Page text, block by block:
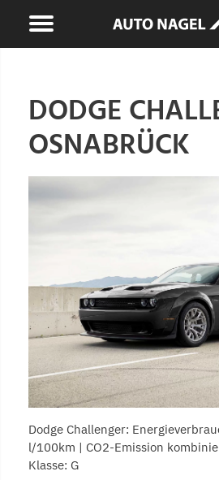
DODGE
OSNABRÜCK
Dodge Challenger:
l/100km | CO2-Emission
Klasse: G